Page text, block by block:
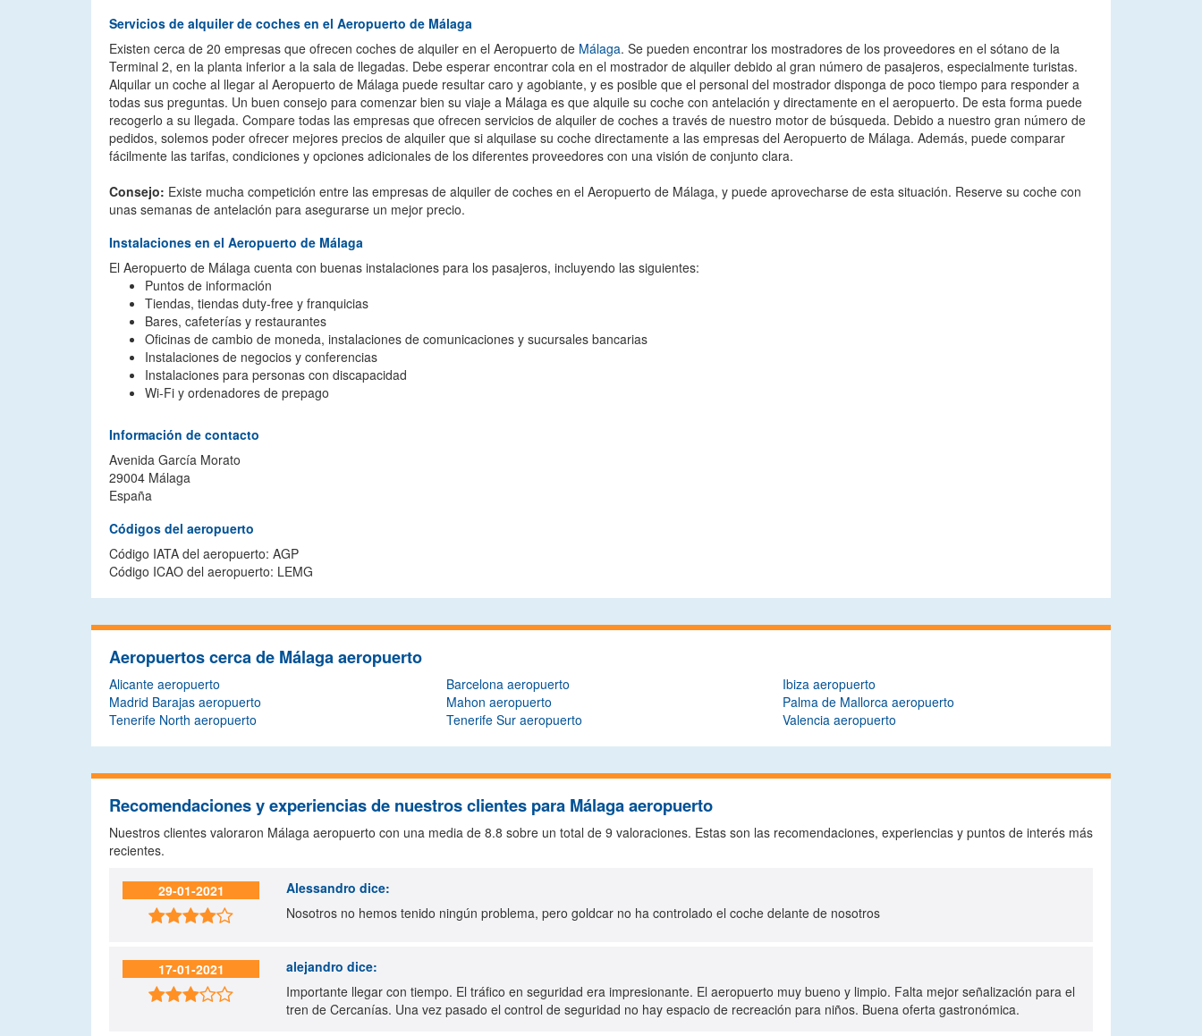
Servicios de alquiler de coches en el Aeropuerto de Málaga
Existen cerca de 20 empresas que ofrecen coches de alquiler en el Aeropuerto de Málaga. Se pueden encontrar los mostradores de los proveedores en el sótano de la
Terminal 2, en la planta inferior a la sala de llegadas. Debe esperar encontrar cola en el mostrador de alquiler debido al gran número de pasajeros, especialmente turistas.
Alquilar un coche al llegar al Aeropuerto de Málaga puede resultar caro y agobiante, y es posible que el personal del mostrador disponga de poco tiempo para responder a
todas sus preguntas. Un buen consejo para comenzar bien su viaje a Málaga es que alquile su coche con antelación y directamente en el aeropuerto. De esta forma puede
recogerlo a su llegada. Compare todas las empresas que ofrecen servicios de alquiler de coches a través de nuestro motor de búsqueda. Debido a nuestro gran número de
pedidos, solemos poder ofrecer mejores precios de alquiler que si alquilase su coche directamente a las empresas del Aeropuerto de Málaga. Además, puede comparar
fácilmente las tarifas, condiciones y opciones adicionales de los diferentes proveedores con una visión de conjunto clara.
Consejo: Existe mucha competición entre las empresas de alquiler de coches en el Aeropuerto de Málaga, y puede aprovecharse de esta situación. Reserve su coche con
unas semanas de antelación para asegurarse un mejor precio.
Instalaciones en el Aeropuerto de Málaga
El Aeropuerto de Málaga cuenta con buenas instalaciones para los pasajeros, incluyendo las siguientes:
Puntos de información
Tiendas, tiendas duty-free y franquicias
Bares, cafeterías y restaurantes
Oficinas de cambio de moneda, instalaciones de comunicaciones y sucursales bancarias
Instalaciones de negocios y conferencias
Instalaciones para personas con discapacidad
Wi-Fi y ordenadores de prepago
Información de contacto
Avenida García Morato
29004 Málaga
España
Códigos del aeropuerto
Código IATA del aeropuerto: AGP
Código ICAO del aeropuerto: LEMG
Aeropuertos cerca de Málaga aeropuerto
Alicante aeropuerto Barcelona aeropuerto
Ibiza aeropuerto
Madrid Barajas aeropuerto
Mahon aeropuerto
Palma de Mallorca aeropuerto
Tenerife North aeropuerto
Tenerife Sur aeropuerto Valencia aeropuerto
Recomendaciones y experiencias de nuestros clientes para Málaga aeropuerto
Nuestros clientes valoraron Málaga aeropuerto con una media de 8.8 sobre un total de 9 valoraciones. Estas son las recomendaciones, experiencias y puntos de interés más
recientes.
29-01-2021

Alessandro dice:
Nosotros no hemos tenido ningún problema, pero goldcar no ha controlado el coche delante de nosotros
17-01-2021

alejandro dice:
Importante llegar con tiempo. El tráfico en seguridad era impresionante. El aeropuerto muy bueno y limpio. Falta mejor señalización para el
tren de Cercanías. Una vez pasado el control de seguridad no hay espacio de recreación para niños. Buena oferta gastronómica.